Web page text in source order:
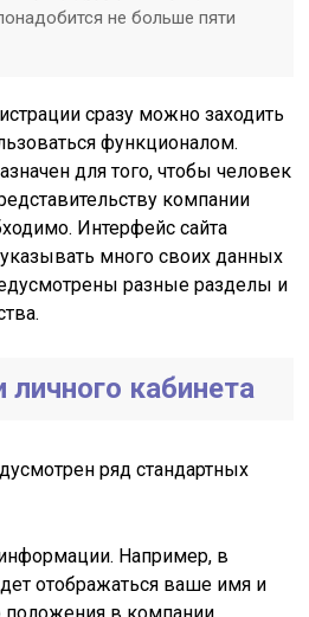
не больше пяти
сразу можно заходить
функционалом.
для того, чтобы человек
компании
Интерфейс сайта
много своих данных
разные разделы и
кабинета
ряд стандартных
Например, в
отображаться ваше имя и